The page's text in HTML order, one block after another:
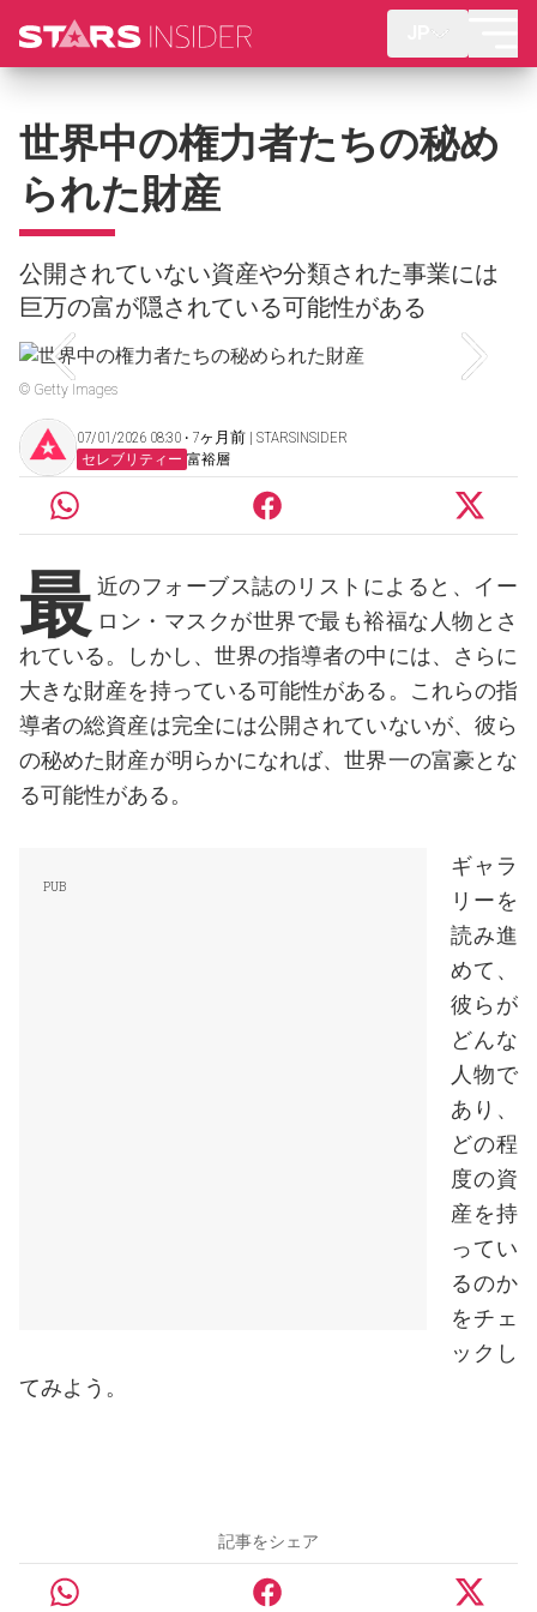
世界中の権力者たちの秘め
られた財産
公開されていない資産や分類された事業には
巨万の富が隠されている可能性がある
© Getty Images
07/01/2026 08:30 ‧ 7ヶ月前 | STARSINSIDER
セレブリティー 富裕層
最 近のフォーブス誌のリストによると、イー
ロン・マスクが世界で最も裕福な人物とさ
れている。しかし、世界の指導者の中には、さらに
大きな財産を持っている可能性がある。これらの指
導者の総資産は完全には公開されていないが、彼ら
の秘めた財産が明らかになれば、世界一の富豪とな
る可能性がある。
ギャラ
リーを
読み進
めて、
彼らが
どんな
人物で
あり、
どの程
度の資
産を持
ってい
るのか
をチェ
ックし
てみよう。
記事をシェア